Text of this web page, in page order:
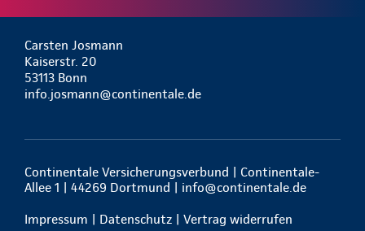
Carsten Josmann
Kaiserstr. 20
53113 Bonn
info.josmann@continentale.de
Continentale Versicherungsverbund | Continentale-
Allee 1 | 44269 Dortmund | info@continentale.de
Impressum | Datenschutz | Vertrag widerrufen